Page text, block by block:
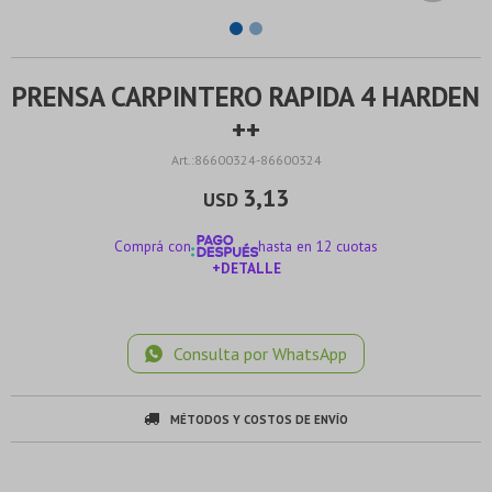
PRENSA CARPINTERO RAPIDA 4 HARDEN
++
86600324-86600324
USD 3,13
Comprá con
hasta en 12 cuotas
+DETALLE
Consulta por WhatsApp
MÉTODOS Y COSTOS DE ENVÍO